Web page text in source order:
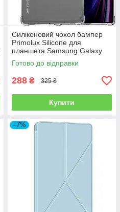
Силіконовий чохол бампер
Primolux Silicone для
планшета Samsung Galaxy
Tab S10 Plus (SM-X826 / SM-
X820) - Clear
Готово до відправки
288 ₴ 325 ₴
Купити
–7%